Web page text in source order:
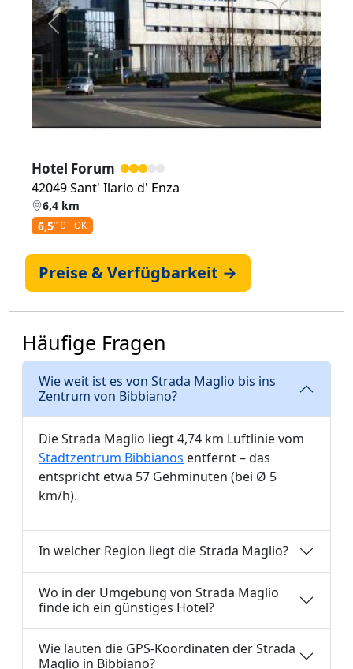
Zurück Weiter
Hotel Forum
42049 Sant' Ilario d' Enza
6,4 km
6,5/10 OK
Preise & Verfügbarkeit →
Häufige Fragen
Wie weit ist es von Strada Maglio bis ins
Zentrum von Bibbiano?
Die Strada Maglio liegt 4,74 km Luftlinie vom
Stadtzentrum Bibbianos entfernt – das
entspricht etwa 57 Gehminuten (bei Ø 5
km/h).
In welcher Region liegt die Strada Maglio?
Wo in der Umgebung von Strada Maglio
finde ich ein günstiges Hotel?
Wie lauten die GPS-Koordinaten der Strada
Maglio in Bibbiano?